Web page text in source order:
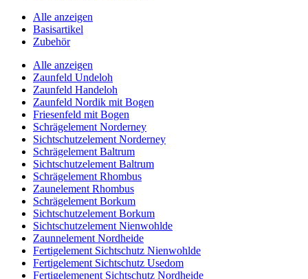
Alle anzeigen
Basisartikel
Zubehör
Alle anzeigen
Zaunfeld Undeloh
Zaunfeld Handeloh
Zaunfeld Nordik mit Bogen
Friesenfeld mit Bogen
Schrägelement Norderney
Sichtschutzelement Norderney
Schrägelement Baltrum
Sichtschutzelement Baltrum
Schrägelement Rhombus
Zaunelement Rhombus
Schrägelement Borkum
Sichtschutzelement Borkum
Sichtschutzelement Nienwohlde
Zaunnelement Nordheide
Fertigelement Sichtschutz Nienwohlde
Fertigelement Sichtschutz Usedom
Fertigelemenent Sichtschutz Nordheide